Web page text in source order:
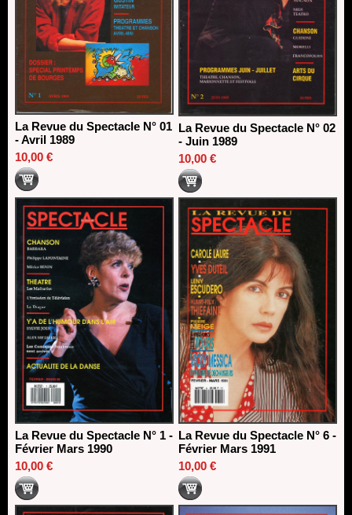
La Revue du Spectacle N° 01
- Avril 1989
10,00 €
La Revue du Spectacle N° 02
- Juin 1989
10,00 €
La Revue du Spectacle N° 1 -
Février Mars 1990
10,00 €
La Revue du Spectacle N° 6 -
Février Mars 1991
10,00 €